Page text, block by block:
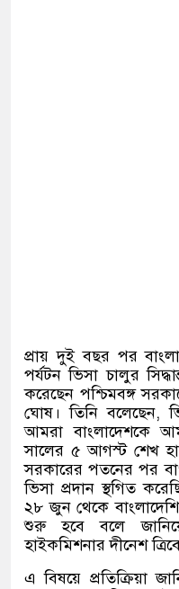
প্রায় দুই বছর পর
পর্যটন ভিসা চালুর
করেছেন পশ্চিমবঙ্গ
ঘোষ। তিনি বলেছেন,
আমরা বাংলাদেশকে
সালের ৫ আগস্ট শেখ
সরকারের পতনের পর
ভিসা প্রদান স্থগিত
২৮ জুন থেকে
শুরু হবে বলে
হাইকমিশনার দীনেশ
এ বিষয়ে প্রতিক্রিয়া